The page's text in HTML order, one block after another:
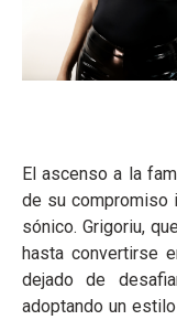
El ascenso a la
de su compromiso
sónico. Grigoriu,
hasta convertirse
dejado de
adoptando un